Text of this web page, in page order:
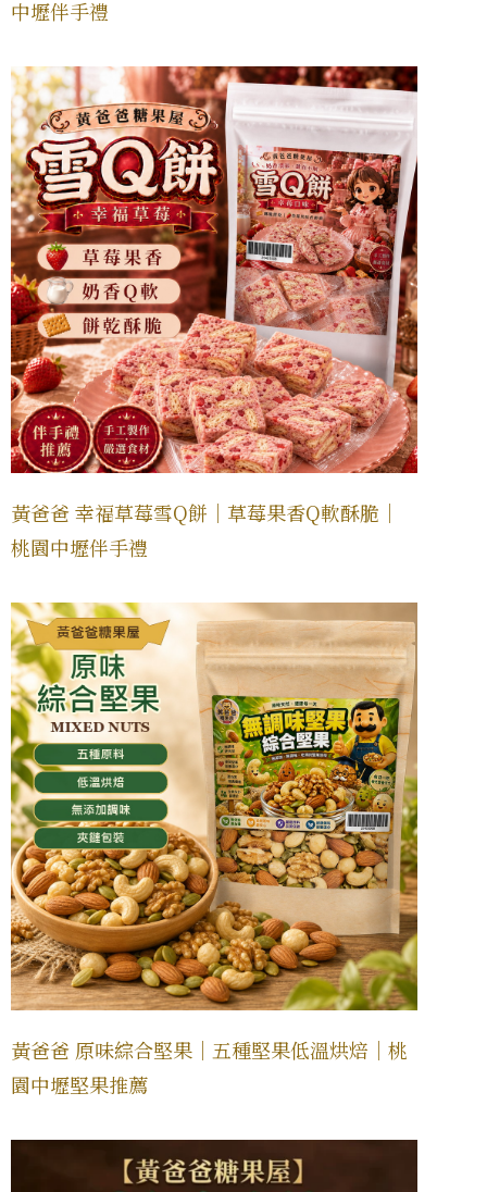
中壢伴手禮
黃爸爸 幸福草莓雪Q餅｜草莓果香Q軟酥脆｜
桃園中壢伴手禮
黃爸爸 原味綜合堅果｜五種堅果低溫烘焙｜桃
園中壢堅果推薦